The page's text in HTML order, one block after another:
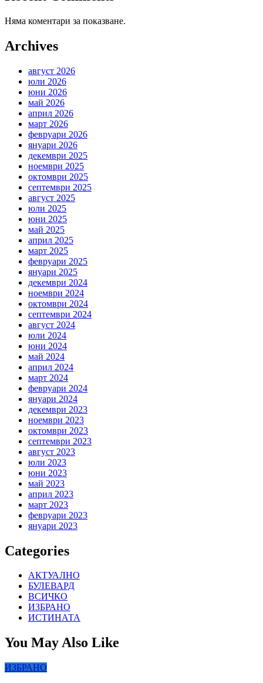
Няма коментари за показване.
Archives
август 2026
юли 2026
юни 2026
май 2026
април 2026
март 2026
февруари 2026
януари 2026
декември 2025
ноември 2025
октомври 2025
септември 2025
август 2025
юли 2025
юни 2025
май 2025
април 2025
март 2025
февруари 2025
януари 2025
декември 2024
ноември 2024
октомври 2024
септември 2024
август 2024
юли 2024
юни 2024
май 2024
април 2024
март 2024
февруари 2024
януари 2024
декември 2023
ноември 2023
октомври 2023
септември 2023
август 2023
юли 2023
юни 2023
май 2023
април 2023
март 2023
февруари 2023
януари 2023
Categories
АКТУАЛНО
БУЛЕВАРД
ВСИЧКО
ИЗБРАНО
ИСТИНАТА
You May Also Like
ИЗБРАНО